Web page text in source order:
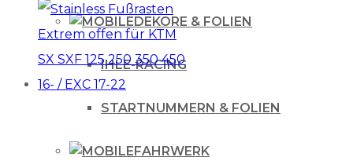
DEKORE & FOLIEN
IHLE-RACING
STARTNUMMERN & FOLIEN
FAHRWERK
Produkt
weist
mehrere
auf.
Optionen